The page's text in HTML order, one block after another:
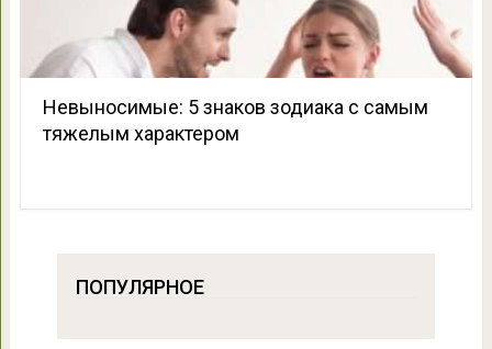
Невыносимые: 5 знаков зодиака с самым
тяжелым характером
ПОПУЛЯРНОЕ